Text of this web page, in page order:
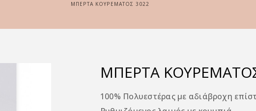
ΜΠΈΡΤΑ ΚΟΥΡΈΜΑΤΟΣ 3022
ΜΠΈΡΤΑ
100% Πολυεστέρας με αδιάβροχη